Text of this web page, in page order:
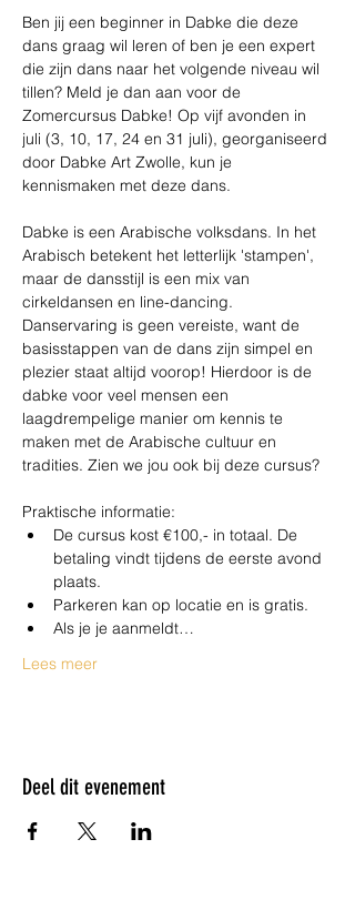
Ben jij een beginner in Dabke die deze
dans graag wil leren of ben je een expert
die zijn dans naar het volgende niveau wil
tillen? Meld je dan aan voor de
Zomercursus Dabke! Op vijf avonden in
juli (3, 10, 17, 24 en 31 juli), georganiseerd
door Dabke Art Zwolle, kun je
kennismaken met deze dans.
Dabke is een Arabische volksdans. In het
Arabisch betekent het letterlijk 'stampen',
maar de dansstijl is een mix van
cirkeldansen en line-dancing.
Danservaring is geen vereiste, want de
basisstappen van de dans zijn simpel en
plezier staat altijd voorop! Hierdoor is de
dabke voor veel mensen een
laagdrempelige manier om kennis te
maken met de Arabische cultuur en
tradities. Zien we jou ook bij deze cursus?
Praktische informatie:
De cursus kost €100,- in totaal. De
betaling vindt tijdens de eerste avond
plaats.
Parkeren kan op locatie en is gratis.
Als je je aanmeldt…
Lees meer
Deel dit evenement